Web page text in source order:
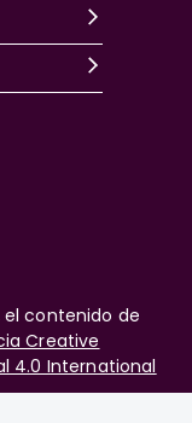
contenido de
Creative
4.0 International